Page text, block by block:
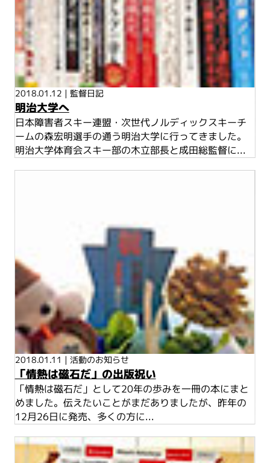
2018.01.12 | 監督日記
明治大学へ
日本障害者スキー連盟・次世代ノルディックスキーチ
ームの森宏明選手の通う明治大学に行ってきました。
明治大学体育会スキー部の木立部長と成田総監督に...
2018.01.11 | 活動のお知らせ
「情熱は磁石だ」の出版祝い
「情熱は磁石だ」として20年の歩みを一冊の本にまと
めました。伝えたいことがまだありましたが、昨年の
12月26日に発売、多くの方に...